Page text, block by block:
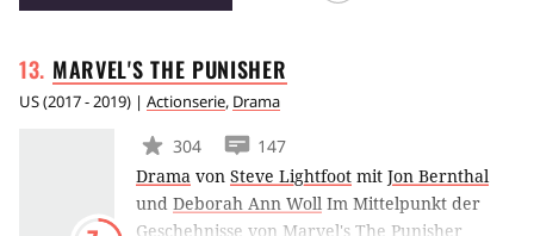
namens Banshee an.
MARVEL'S THE PUNISHER
US(2017 - 2019) | Actionserie, Drama
304
147
Drama von Steve Lightfoot mit Jon Bernthal
und Deborah Ann Woll Im Mittelpunkt der
Geschehnisse von Marvel's The Punisher